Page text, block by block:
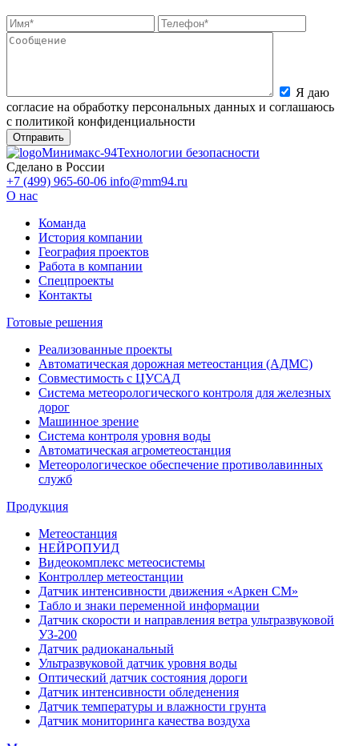
Я даю
согласие на обработку персональных данных и соглашаюсь
с политикой конфиденциальности
Минимакс-94Технологии безопасности
Сделано в России
+7 (499) 965-60-06 info@mm94.ru
О нас
Команда
История компании
География проектов
Работа в компании
Спецпроекты
Контакты
Готовые решения
Реализованные проекты
Автоматическая дорожная метеостанция (АДМС)
Совместимость с ЦУСАД
Система метеорологического контроля для железных
дорог
Машинное зрение
Система контроля уровня воды
Автоматическая агрометеостанция
Метеорологическое обеспечение противолавинных
служб
Продукция
Метеостанция
НЕЙРОПУИД
Видеокомплекс метеосистемы
Контроллер метеостанции
Датчик интенсивности движения «Аркен СМ»
Табло и знаки переменной информации
Датчик скорости и направления ветра ультразвуковой
УЗ-200
Датчик радиоканальный
Ультразвуковой датчик уровня воды
Оптический датчик состояния дороги
Датчик интенсивности обледенения
Датчик температуры и влажности грунта
Датчик мониторинга качества воздуха